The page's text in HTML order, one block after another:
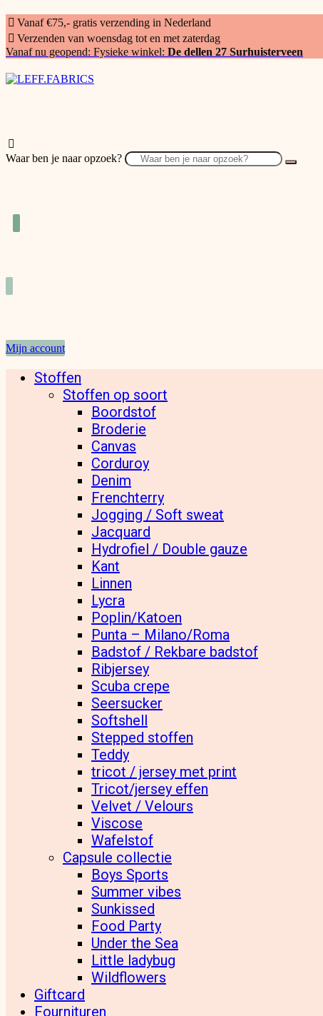
Vanaf €75,- gratis verzending in Nederland
Verzenden van woensdag tot en met zaterdag
Vanaf nu geopend: Fysieke winkel: De dellen 27 Surhuisterveen
Waar ben je naar opzoek?
Mijn account
Stoffen
Stoffen op soort
Boordstof
Broderie
Canvas
Corduroy
Denim
Frenchterry
Jogging / Soft sweat
Jacquard
Hydrofiel / Double gauze
Kant
Linnen
Lycra
Poplin/Katoen
Punta – Milano/Roma
Badstof / Rekbare badstof
Ribjersey
Scuba crepe
Seersucker
Softshell
Stepped stoffen
Teddy
tricot / jersey met print
Tricot/jersey effen
Velvet / Velours
Viscose
Wafelstof
Capsule collectie
Boys Sports
Summer vibes
Sunkissed
Food Party
Under the Sea
Little ladybug
Wildflowers
Giftcard
Fournituren